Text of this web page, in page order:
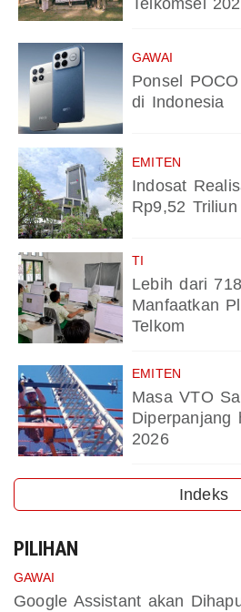
Telkomsel
GAWAI
Ponsel
di Indonesia
EMITEN
Indosat
Rp9,52 Triliun
TI
Lebih dari
Manfaatkan
Telkom
EMITEN
Masa VTO
Diperpanjang
2026
Indeks
PILIHAN
GAWAI
Google Assistant akan